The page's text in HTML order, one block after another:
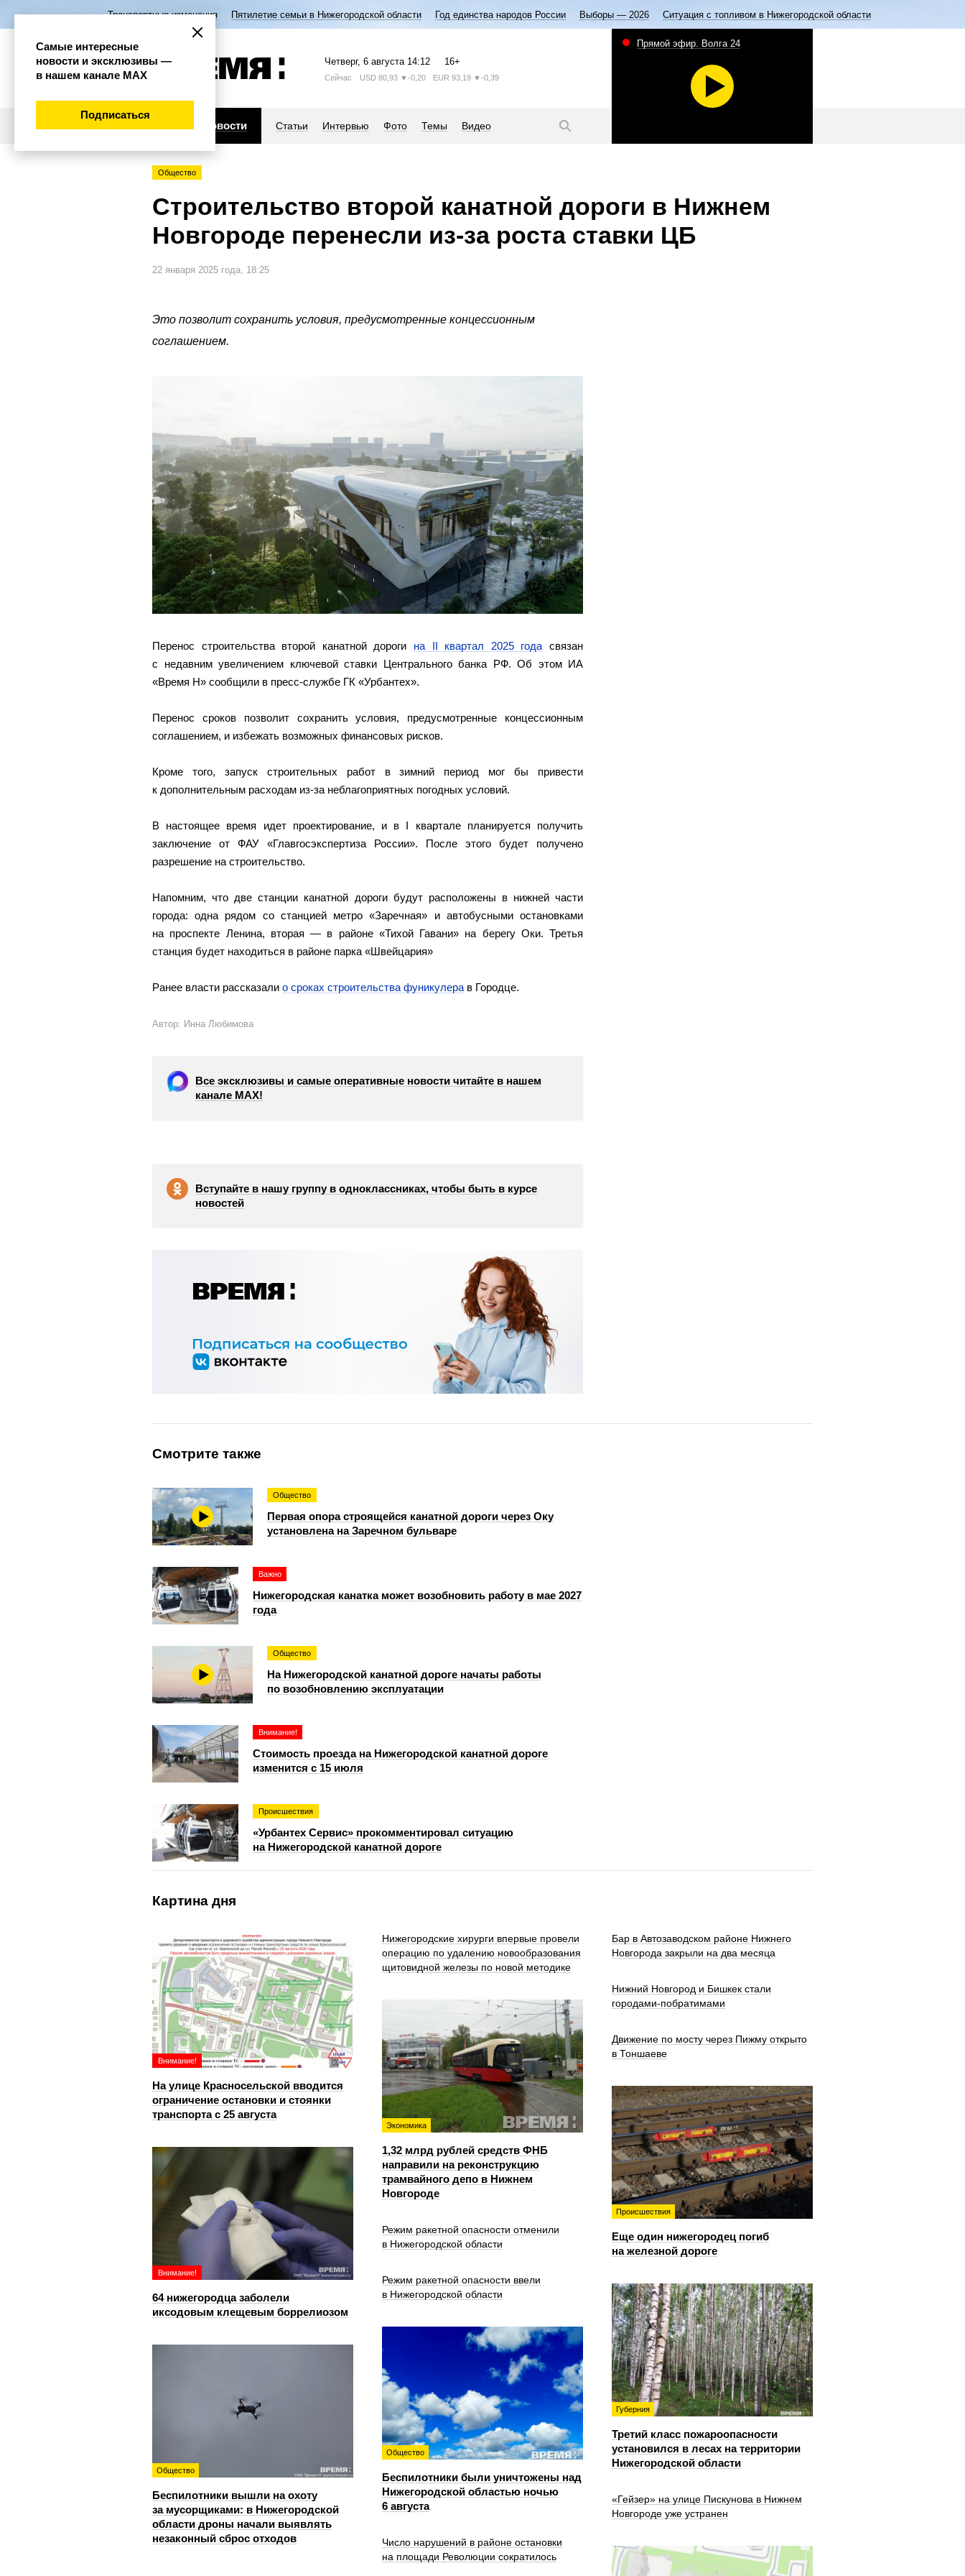
Транспортные изменения Пятилетие семьи в Нижегородской области Год единства народов России Выборы — 2026 Ситуация с топливом в Нижегородской области
Четверг, 6 августа 14:12 16+
Сейчас USD 80,93 ▼-0,20 EUR 93,19 ▼-0,39
Новости Статьи Интервью Фото Темы Видео
Прямой эфир. Волга 24
Общество
Строительство второй канатной дороги в Нижнем
Новгороде перенесли из-за роста ставки ЦБ
22 января 2025 года, 18:25
Это позволит сохранить условия, предусмотренные концессионным
соглашением.
Перенос строительства второй канатной дороги на II квартал 2025 года связан
с недавним увеличением ключевой ставки Центрального банка РФ. Об этом ИА
«Время Н» сообщили в пресс-службе ГК «Урбантех».
Перенос сроков позволит сохранить условия, предусмотренные концессионным
соглашением, и избежать возможных финансовых рисков.
Кроме того, запуск строительных работ в зимний период мог бы привести
к дополнительным расходам из-за неблагоприятных погодных условий.
В настоящее время идет проектирование, и в I квартале планируется получить
заключение от ФАУ «Главгосэкспертиза России». После этого будет получено
разрешение на строительство.
Напомним, что две станции канатной дороги будут расположены в нижней части
города: одна рядом со станцией метро «Заречная» и автобусными остановками
на проспекте Ленина, вторая — в районе «Тихой Гавани» на берегу Оки. Третья
станция будет находиться в районе парка «Швейцария»
Ранее власти рассказали о сроках строительства фуникулера в Городце.
Автор: Инна Любимова
Все эксклюзивы и самые оперативные новости читайте в нашем
канале МАХ!
Вступайте в нашу группу в одноклассниках, чтобы быть в курсе
новостей
Смотрите также
Общество
Первая опора строящейся канатной дороги через Оку
установлена на Заречном бульваре
Важно
Нижегородская канатка может возобновить работу в мае 2027
года
Общество
На Нижегородской канатной дороге начаты работы
по возобновлению эксплуатации
Внимание!
Стоимость проезда на Нижегородской канатной дороге
изменится с 15 июля
Происшествия
«Урбантех Сервис» прокомментировал ситуацию
на Нижегородской канатной дороге
Картина дня
Внимание!
На улице Красносельской вводится
ограничение остановки и стоянки
транспорта с 25 августа
Нижегородские хирурги впервые провели
операцию по удалению новообразования
щитовидной железы по новой методике
Бар в Автозаводском районе Нижнего
Новгорода закрыли на два месяца
Нижний Новгород и Бишкек стали
городами-побратимами
Экономика
1,32 млрд рублей средств ФНБ
направили на реконструкцию
трамвайного депо в Нижнем
Новгороде
Движение по мосту через Пижму открыто
в Тоншаеве
Происшествия
Еще один нижегородец погиб
на железной дороге
Внимание!
64 нижегородца заболели
иксодовым клещевым боррелиозом
Режим ракетной опасности отменили
в Нижегородской области
Режим ракетной опасности ввели
в Нижегородской области
Губерния
Третий класс пожароопасности
установился в лесах на территории
Нижегородской области
Общество
Беспилотники были уничтожены над
Нижегородской областью ночью
6 августа
Общество
Беспилотники вышли на охоту
за мусорщиками: в Нижегородской
области дроны начали выявлять
незаконный сброс отходов
«Гейзер» на улице Пискунова в Нижнем
Новгороде уже устранен
Число нарушений в районе остановки
на площади Революции сократилось
Самые интересные
новости и эксклюзивы —
в нашем канале МАХ
Подписаться